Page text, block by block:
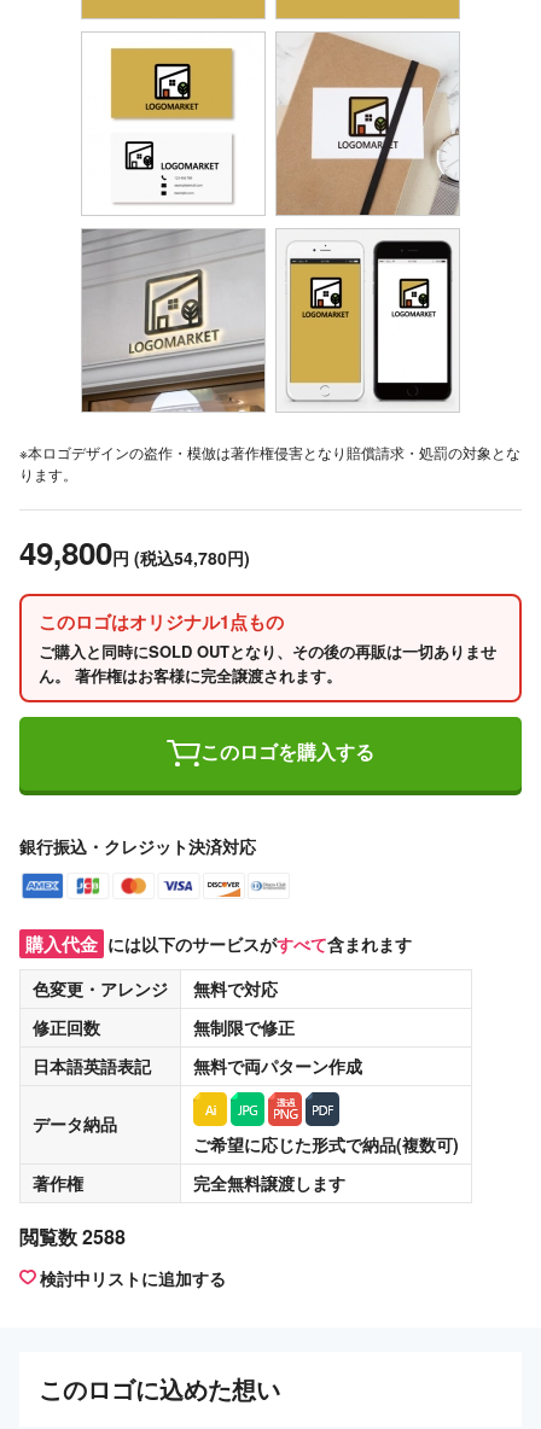
※本ロゴデザインの盗作・模倣は著作権侵害となり賠償請求・処罰の対象とな
ります。
49,800円 (税込54,780円)
このロゴはオリジナル1点もの
ご購入と同時にSOLD OUTとなり、その後の再販は一切ありませ
ん。 著作権はお客様に完全譲渡されます。
このロゴを購入する
銀行振込・クレジット決済対応
購入代金 には以下のサービスがすべて含まれます
色変更・アレンジ
無料で対応
修正回数
無制限で修正
日本語英語表記
無料で両パターン作成
データ納品
ご希望に応じた形式で納品(複数可)
著作権
完全無料譲渡します
閲覧数 2588
検討中リストに追加する
このロゴに込めた想い